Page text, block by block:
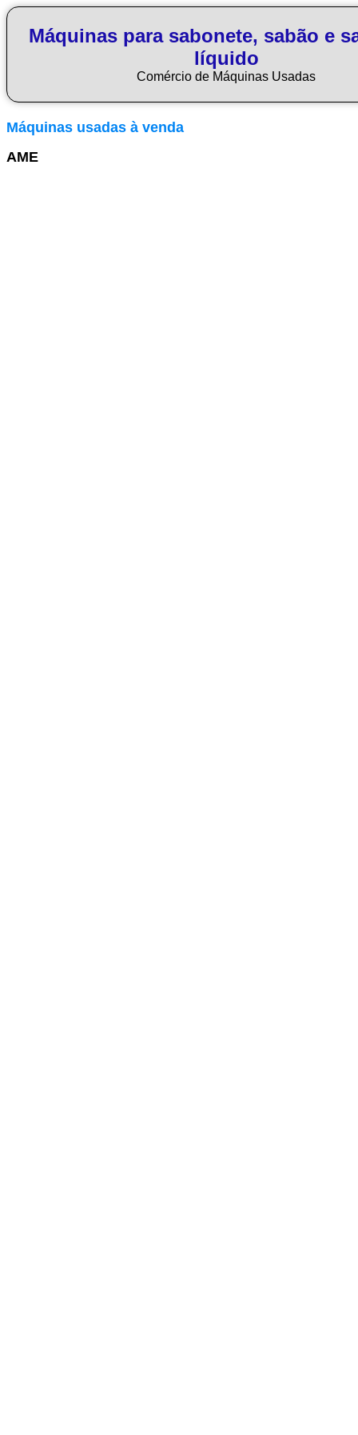
Máquinas para sabonete, sabão e
líquido
Comércio de Máquinas Usadas
Máquinas usadas à venda
AME